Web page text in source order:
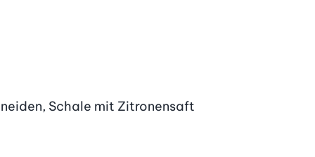
Schale mit Zitronensaft